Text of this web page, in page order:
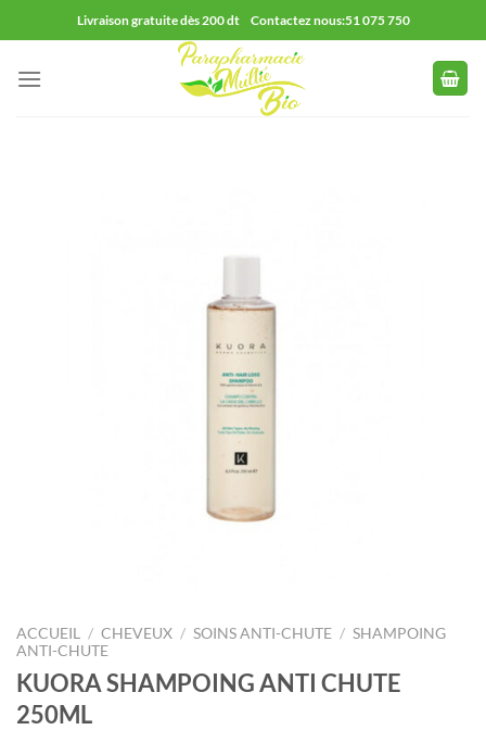
au
contenu
Livraison gratuite dès 200 dt Contactez nous:51 075 750
ACCUEIL / CHEVEUX / SOINS ANTI-CHUTE / SHAMPOING
ANTI-CHUTE
KUORA SHAMPOING ANTI CHUTE
250ML